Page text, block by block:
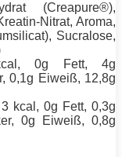
(Creapure®),
Nitrat, Aroma,
Sucralose,
0g Fett, 4g
0,1g Eiweiß, 12,8g
3 kcal, 0g Fett, 0,3g
0g Eiweiß, 0,8g